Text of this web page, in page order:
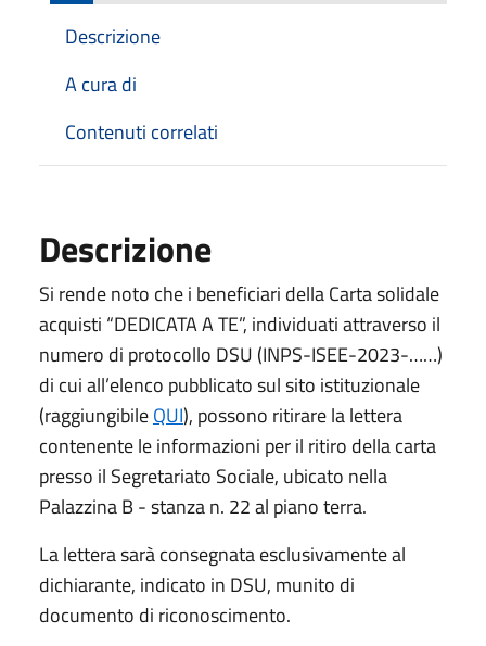
Descrizione
A cura di
Contenuti correlati
Descrizione
Si rende noto che i beneficiari della Carta solidale
acquisti “DEDICATA A TE”, individuati attraverso il
numero di protocollo DSU (INPS-ISEE-2023-……)
di cui all’elenco pubblicato sul sito istituzionale
(raggiungibileQUI), possono ritirare la lettera
contenente le informazioni per il ritiro della carta
presso il Segretariato Sociale, ubicato nella
Palazzina B - stanza n. 22 al piano terra.
La lettera sarà consegnata esclusivamente al
dichiarante, indicato in DSU, munito di
documento di riconoscimento.